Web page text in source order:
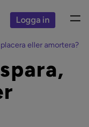
Logga in
eller amortera?